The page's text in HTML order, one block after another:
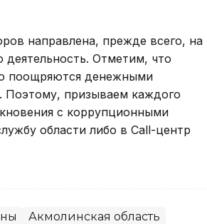
направлена, прежде всего, на
Отметим, что
поощряются денежными
Поэтому, призываем каждого
с коррупционными
области либо в Call-центр
Акмолинская область